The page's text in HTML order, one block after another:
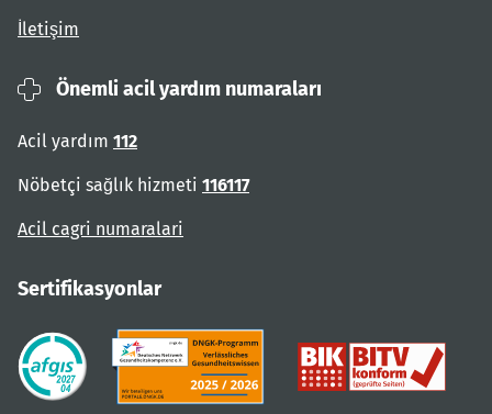
İletişim
Önemli acil yardım numaraları
Acil yardım 112
Nöbetçi sağlık hizmeti 116117
Acil cagri numaralari
Sertifikasyonlar